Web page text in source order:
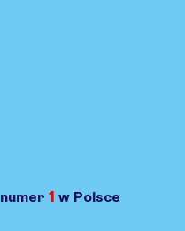
numer 1 w Polsce